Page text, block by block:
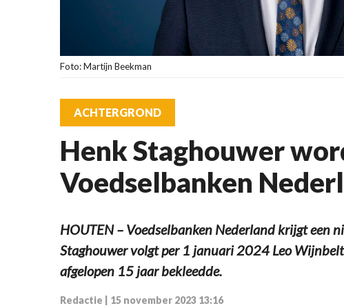
Foto: Martijn Beekman
ACHTERGROND
Henk Staghouwer
Voedselbanken
HOUTEN – Voedselbanken Nederland krijgt een
Staghouwer volgt per 1 januari 2024 Leo
afgelopen 15 jaar bekleedde.
Redactie 15 november 2023 13:16